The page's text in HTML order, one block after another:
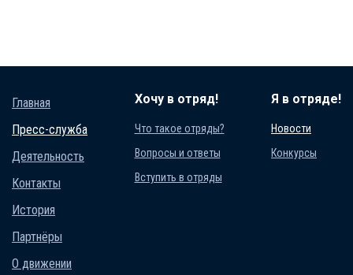
Главная
Пресс-служба
Деятельность
Контакты
История
Партнёры
О движении
Хочу в отряд!
Что такое отряды?
Вопросы и ответы
Вступить в отряды
Я в отряде!
Новости
Конкурсы